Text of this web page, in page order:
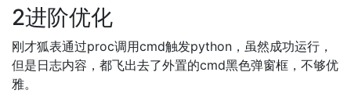
2进阶优化
刚才狐表通过proc调用cmd触发python，虽然成功运行，
但是日志内容，都飞出去了外置的cmd黑色弹窗框，不够优
雅。